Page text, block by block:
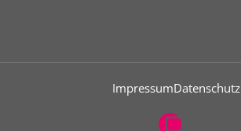
ImpressumDatenschutz